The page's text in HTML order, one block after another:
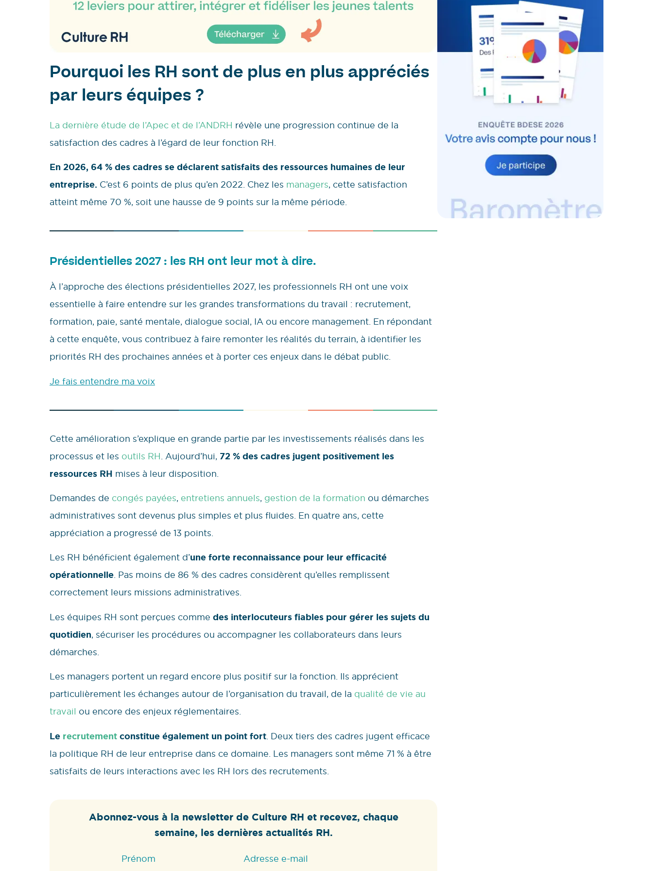
Pourquoi les RH sont de plus en plus appréciés
par leurs équipes ?
La dernière étude de l’Apec et de l’ANDRH révèle une progression continue de la
satisfaction des cadres à l’égard de leur fonction RH.
En 2026, 64 % des cadres se déclarent satisfaits des ressources humaines de leur
entreprise. C’est 6 points de plus qu’en 2022. Chez les managers, cette satisfaction
atteint même 70 %, soit une hausse de 9 points sur la même période.
Présidentielles 2027 : les RH ont leur mot à dire.
À l’approche des élections présidentielles 2027, les professionnels RH ont une voix
essentielle à faire entendre sur les grandes transformations du travail : recrutement,
formation, paie, santé mentale, dialogue social, IA ou encore management. En répondant
à cette enquête, vous contribuez à faire remonter les réalités du terrain, à identifier les
priorités RH des prochaines années et à porter ces enjeux dans le débat public.
Je fais entendre ma voix
Cette amélioration s’explique en grande partie par les investissements réalisés dans les
processus et les outils RH. Aujourd’hui, 72 % des cadres jugent positivement les
ressources RH mises à leur disposition.
Demandes de congés payées, entretiens annuels, gestion de la formation ou démarches
administratives sont devenus plus simples et plus fluides. En quatre ans, cette
appréciation a progressé de 13 points.
Les RH bénéficient également d’une forte reconnaissance pour leur efficacité
opérationnelle. Pas moins de 86 % des cadres considèrent qu’elles remplissent
correctement leurs missions administratives.
Les équipes RH sont perçues comme des interlocuteurs fiables pour gérer les sujets du
quotidien, sécuriser les procédures ou accompagner les collaborateurs dans leurs
démarches.
Les managers portent un regard encore plus positif sur la fonction. Ils apprécient
particulièrement les échanges autour de l’organisation du travail, de la qualité de vie au
travail ou encore des enjeux réglementaires.
Le recrutement constitue également un point fort. Deux tiers des cadres jugent efficace
la politique RH de leur entreprise dans ce domaine. Les managers sont même 71 % à être
satisfaits de leurs interactions avec les RH lors des recrutements.
Abonnez-vous à la newsletter de Culture RH et recevez, chaque
semaine, les dernières actualités RH.
Prénom Adresse e-mail